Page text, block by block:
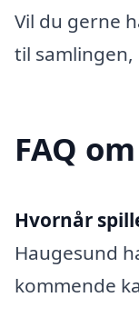
Vil du gerne
til samlingen,
FAQ
Hvornår
Haugesund
kommende